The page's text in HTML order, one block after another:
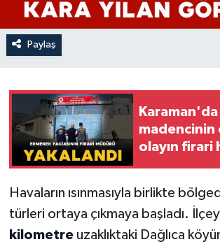
Paylaş
Karaman'da
madencinin
olayın firari
Havaların ısınmasıyla birlikte
türleri ortaya çıkmaya başladı.
kilometreuzaklıktaki Dağlıca